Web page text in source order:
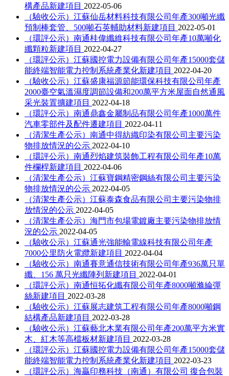
構產品新建項目 2022-05-06
（驗收公示）江蘇仙岳材料科技有限公司年產300噸光纖
預制棒套管、500噸石英輔助材料新建項目 2022-05-01
（環評公示）南通桂偉纖維科技有限公司年產10萬噸化
纖顆粒新建項目 2022-04-27
（環評公示）江蘇國控電力設備有限公司年產15000套儲
能終端智能電力控制系統產業化新建項目 2022-04-20
（驗收公示）江蘇盛康福源節能環保科技有限公司年產
2000臺空氣溫濕度調節設備和200萬平方米屋面自然通風
采光裝置擴建項目 2022-04-18
（環評公示）南通鼎鑫金屬制品有限公司年產1000萬件
汽車零部件及配件遷建項目 2022-04-11
（清潔生產公示）南通中得紡織印染有限公司主要污染
物排放情況的公示 2022-04-10
（環評公示）南通烈焰建筑裝飾工程有限公司年產10萬
件欄桿新建項目 2022-04-06
（清潔生產公示）江蘇寶鋼精密鋼絲有限公司主要污染
物排放情況的公示 2022-04-05
（清潔生產公示）江蘇泰森食品有限公司主要污染物排
放情況的公示 2022-04-05
（清潔生產公示）海門市包場電鍍廠主要污染物排放情
況的公示 2022-04-05
（驗收公示）江蘇通光強能輸電線科技有限公司年產
7000公里防火電纜新建項目 2022-04-04
（驗收公示）南通賽意通信技術有限公司年產936萬只單
纖、156 萬只光纖陣列新建項目 2022-04-01
（環評公示）南通恒拓化纖有限公司年產8000噸滌綸彈
絲新建項目 2022-03-28
（驗收公示）江蘇展志建筑工程有限公司年產8000噸鋼
結構產品新建項目 2022-03-28
（驗收公示）江蘇藝北木業有限公司年產200萬平方米實
木、紅木等高檔板材新建項目 2022-03-28
（環評公示）江蘇國控電力設備有限公司年產15000套儲
能終端智能電力控制系統產業化新建項目 2022-03-23
（環評公示）海贏印務科技（南通）有限公司 復合包裝